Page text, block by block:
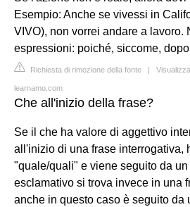
Esempio: Anche se vivessi in
VIVO), non vorrei andare a lavoro.
espressioni: poiché, siccome,
Richiesta di rimozione della fonte |
learnamo.com
Che all'inizio della frase?
Se il che ha valore di aggettivo
all'inizio di una frase interrogativa,
"quale/quali" e viene seguito da
esclamativo si trova invece in una
anche in questo caso è seguito da